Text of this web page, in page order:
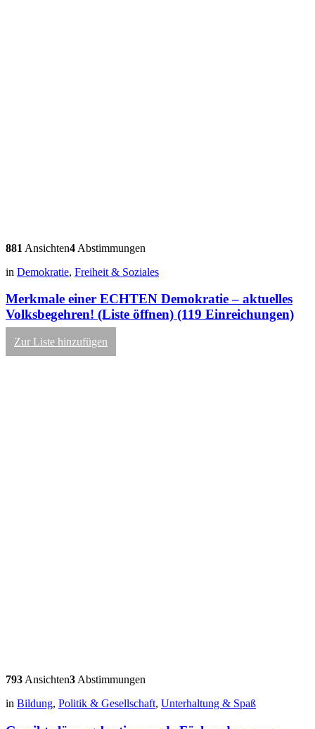
881 Ansichten4 Abstimmungen
in Demokratie, Freiheit & Soziales
Merkmale einer ECHTEN Demokratie – aktuelles
Volksbegehren! (Liste öffnen) (119 Einreichungen)
Zur Liste hinzufügen
793 Ansichten3 Abstimmungen
in Bildung, Politik & Gesellschaft, Unterhaltung & Spaß